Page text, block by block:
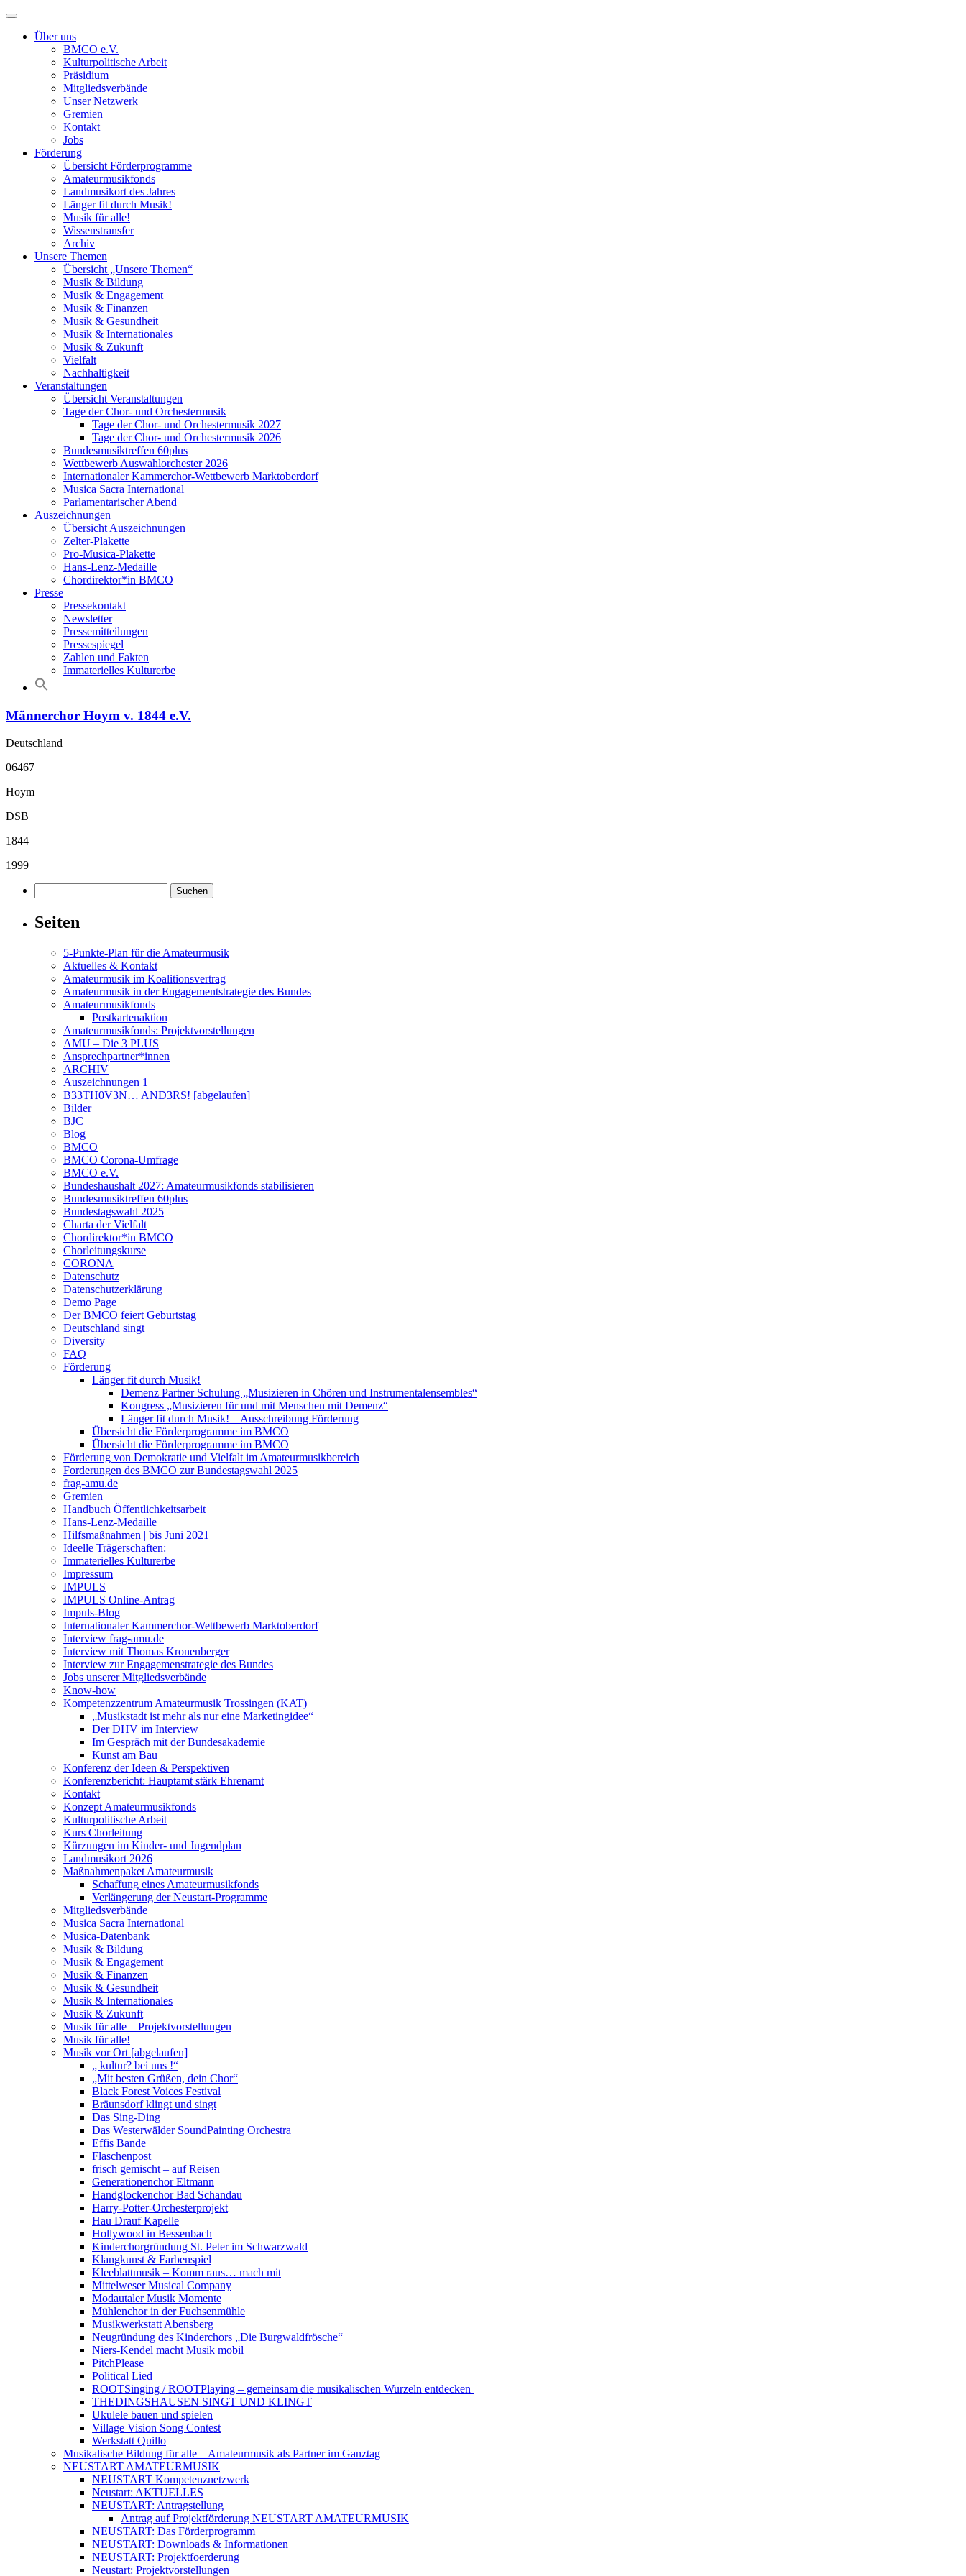
Toggle
navigationÜber uns
BMCO e.V.
Kulturpolitische Arbeit
Präsidium
Mitgliedsverbände
Unser Netzwerk
Gremien
Kontakt
Jobs
Förderung
Übersicht Förderprogramme
Amateurmusikfonds
Landmusikort des Jahres
Länger fit durch Musik!
Musik für alle!
Wissenstransfer
Archiv
Unsere Themen
Übersicht „Unsere Themen“
Musik & Bildung
Musik & Engagement
Musik & Finanzen
Musik & Gesundheit
Musik & Internationales
Musik & Zukunft
Vielfalt
Nachhaltigkeit
Veranstaltungen
Übersicht Veranstaltungen
Tage der Chor- und Orchestermusik
Tage der Chor- und Orchestermusik 2027
Tage der Chor- und Orchestermusik 2026
Bundesmusiktreffen 60plus
Wettbewerb Auswahlorchester 2026
Internationaler Kammerchor-Wettbewerb Marktoberdorf
Musica Sacra International
Parlamentarischer Abend
Auszeichnungen
Übersicht Auszeichnungen
Zelter-Plakette
Pro-Musica-Plakette
Hans-Lenz-Medaille
Chordirektor*in BMCO
Presse
Pressekontakt
Newsletter
Pressemitteilungen
Pressespiegel
Zahlen und Fakten
Immaterielles Kulturerbe
Männerchor Hoym v. 1844 e.V.
Deutschland
06467
Hoym
DSB
1844
1999
nach:
Seiten
5-Punkte-Plan für die Amateurmusik
Aktuelles & Kontakt
Amateurmusik im Koalitionsvertrag
Amateurmusik in der Engagementstrategie des Bundes
Amateurmusikfonds
Postkartenaktion
Amateurmusikfonds: Projektvorstellungen
AMU – Die 3 PLUS
Ansprechpartner*innen
ARCHIV
Auszeichnungen 1
B33TH0V3N… AND3RS! [abgelaufen]
Bilder
BJC
Blog
BMCO
BMCO Corona-Umfrage
BMCO e.V.
Bundeshaushalt 2027: Amateurmusikfonds stabilisieren
Bundesmusiktreffen 60plus
Bundestagswahl 2025
Charta der Vielfalt
Chordirektor*in BMCO
Chorleitungskurse
CORONA
Datenschutz
Datenschutzerklärung
Demo Page
Der BMCO feiert Geburtstag
Deutschland singt
Diversity
FAQ
Förderung
Länger fit durch Musik!
Demenz Partner Schulung „Musizieren in Chören und Instrumentalensembles“
Kongress „Musizieren für und mit Menschen mit Demenz“
Länger fit durch Musik! – Ausschreibung Förderung
Übersicht die Förderprogramme im BMCO
Übersicht die Förderprogramme im BMCO
Förderung von Demokratie und Vielfalt im Amateurmusikbereich
Forderungen des BMCO zur Bundestagswahl 2025
frag-amu.de
Gremien
Handbuch Öffentlichkeitsarbeit
Hans-Lenz-Medaille
Hilfsmaßnahmen | bis Juni 2021
Ideelle Trägerschaften:
Immaterielles Kulturerbe
Impressum
IMPULS
IMPULS Online-Antrag
Impuls-Blog
Internationaler Kammerchor-Wettbewerb Marktoberdorf
Interview frag-amu.de
Interview mit Thomas Kronenberger
Interview zur Engagemenstrategie des Bundes
Jobs unserer Mitgliedsverbände
Know-how
Kompetenzzentrum Amateurmusik Trossingen (KAT)
„Musikstadt ist mehr als nur eine Marketingidee“
Der DHV im Interview
Im Gespräch mit der Bundesakademie
Kunst am Bau
Konferenz der Ideen & Perspektiven
Konferenzbericht: Hauptamt stärk Ehrenamt
Kontakt
Konzept Amateurmusikfonds
Kulturpolitische Arbeit
Kurs Chorleitung
Kürzungen im Kinder- und Jugendplan
Landmusikort 2026
Maßnahmenpaket Amateurmusik
Schaffung eines Amateurmusikfonds
Verlängerung der Neustart-Programme
Mitgliedsverbände
Musica Sacra International
Musica-Datenbank
Musik & Bildung
Musik & Engagement
Musik & Finanzen
Musik & Gesundheit
Musik & Internationales
Musik & Zukunft
Musik für alle – Projektvorstellungen
Musik für alle!
Musik vor Ort [abgelaufen]
„ kultur? bei uns !“
„Mit besten Grüßen, dein Chor“
Black Forest Voices Festival
Bräunsdorf klingt und singt
Das Sing-Ding
Das Westerwälder SoundPainting Orchestra
Effis Bande
Flaschenpost
frisch gemischt – auf Reisen
Generationenchor Eltmann
Handglockenchor Bad Schandau
Harry-Potter-Orchesterprojekt
Hau Drauf Kapelle
Hollywood in Bessenbach
Kinderchorgründung St. Peter im Schwarzwald
Klangkunst & Farbenspiel
Kleeblattmusik – Komm raus… mach mit
Mittelweser Musical Company
Modautaler Musik Momente
Mühlenchor in der Fuchsenmühle
Musikwerkstatt Abensberg
Neugründung des Kinderchors „Die Burgwaldfrösche“
Niers-Kendel macht Musik mobil
PitchPlease
Political Lied
ROOTSinging / ROOTPlaying – gemeinsam die musikalischen Wurzeln entdecken
THEDINGSHAUSEN SINGT UND KLINGT
Ukulele bauen und spielen
Village Vision Song Contest
Werkstatt Quillo
Musikalische Bildung für alle – Amateurmusik als Partner im Ganztag
NEUSTART AMATEURMUSIK
NEUSTART Kompetenznetzwerk
Neustart: AKTUELLES
NEUSTART: Antragstellung
Antrag auf Projektförderung NEUSTART AMATEURMUSIK
NEUSTART: Das Förderprogramm
NEUSTART: Downloads & Informationen
NEUSTART: Projektfoerderung
Neustart: Projektvorstellungen